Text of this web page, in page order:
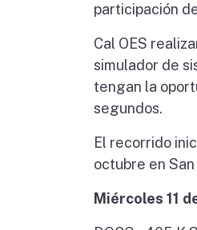
participación
Cal OES
simulador de
tengan la
segundos.
El recorrido
octubre en
Miércoles 11